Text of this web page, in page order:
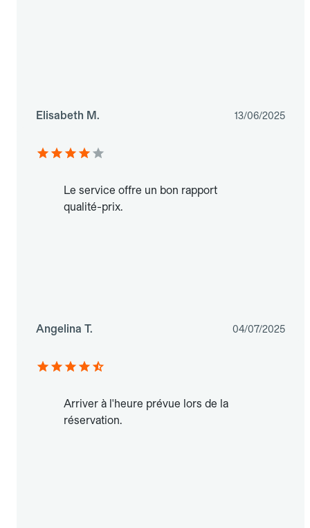
Elisabeth M. 13/06/2025
Le service offre un bon rapport
qualité-prix.
Angelina T. 04/07/2025
Arriver à l'heure prévue lors de la
réservation.